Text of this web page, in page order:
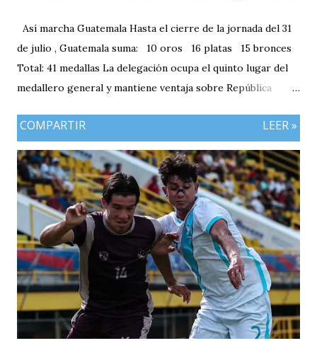
Así marcha Guatemala Hasta el cierre de la jornada del 31
de julio , Guatemala suma: 10 oros 16 platas 15 bronces
Total: 41 medallas La delegación ocupa el quinto lugar del
medallero general y mantiene ventaja sobre República
plata, aunque ambos países registran el mismo número de
oros (10).
COMPARTIR LEER »